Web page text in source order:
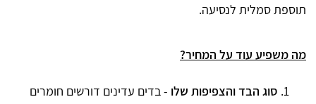
תוספת סמלית לנסיעה.
מה משפיע עוד על המחיר?
סוג הבד והצפיפות שלו - בדים עדינים דורשים חומרים